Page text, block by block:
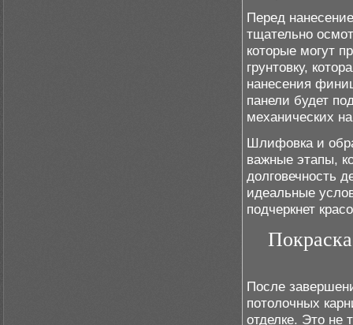
Перед
тщательно
которые могут
грунтовку,
нанесения
панели будет
механических
Шлифовка и
важные этапы,
долговечность
идеальные
подчеркнет
После
потолочных
отделке. Это не